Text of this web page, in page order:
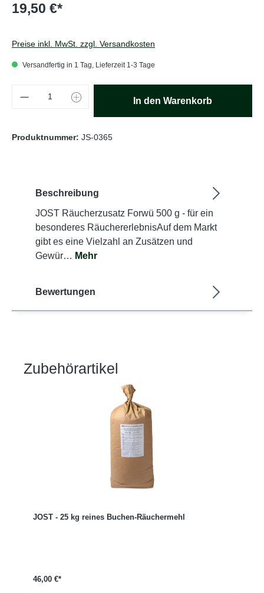
19,50 €*
Preise inkl. MwSt. zzgl. Versandkosten
Versandfertig in 1 Tag, Lieferzeit 1-3 Tage
Produkt Anzahl: Gib den gewünschten
In den Warenkorb
Produktnummer: JS-0365
Beschreibung
JOST Räucherzusatz Forwü 500 g - für ein
besonderes RäuchererlebnisAuf dem Markt
gibt es eine Vielzahl an Zusätzen und
Gewür… Mehr
Bewertungen
Produktgalerie überspringen
Zubehörartikel
JOST - 25 kg reines Buchen-Räuchermehl
46,00 €*